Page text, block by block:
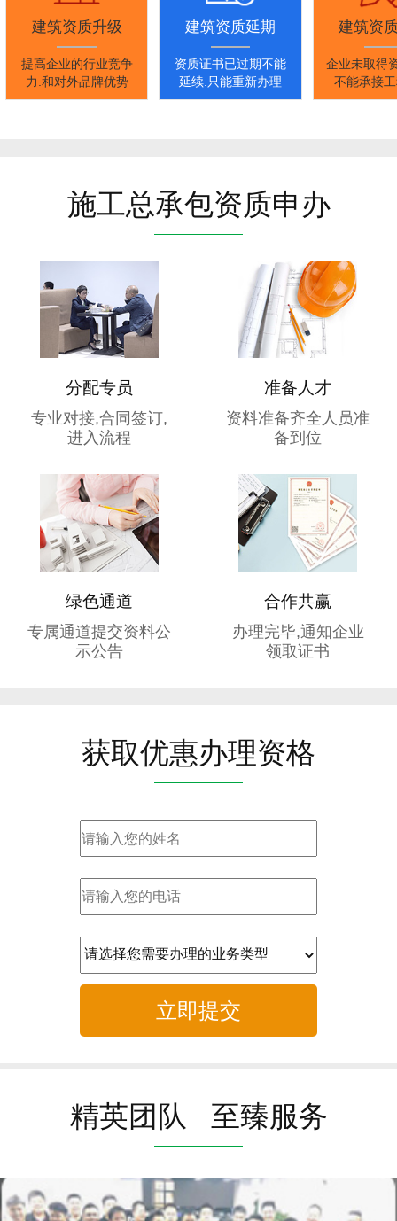
建筑资质升级
提高企业的行业竞争
力.和对外品牌优势
建筑资质延期
资质证书已过期不能
延续.只能重新办理
建筑资
企业未取得
不能承接
施工总承包资质申办
分配专员
专业对接,合同签订,
进入流程
准备人才
资料准备齐全人员准
备到位
绿色通道
专属通道提交资料公
示公告
合作共赢
办理完毕,通知企业
领取证书
获取优惠办理资格
立即提交
精英团队 至臻服务